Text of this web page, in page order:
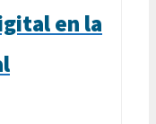
en la